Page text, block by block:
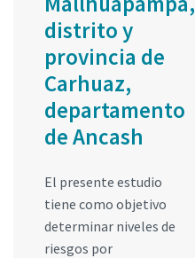
distrito y
provincia de
Carhuaz,
departamento
de Ancash
El presente estudio
tiene como objetivo
determinar niveles de
riesgos por